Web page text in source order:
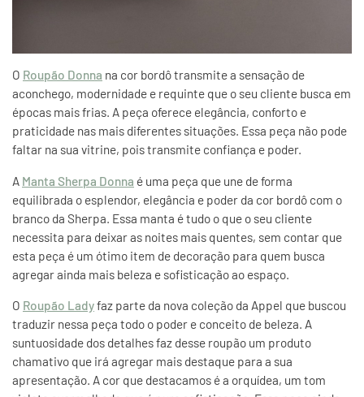
O Roupão Donna na cor bordô transmite a sensação de
aconchego, modernidade e requinte que o seu cliente busca em
épocas mais frias. A peça oferece elegância, conforto e
praticidade nas mais diferentes situações. Essa peça não pode
faltar na sua vitrine, pois transmite confiança e poder.
A Manta Sherpa Donna é uma peça que une de forma
equilibrada o esplendor, elegância e poder da cor bordô com o
branco da Sherpa. Essa manta é tudo o que o seu cliente
necessita para deixar as noites mais quentes, sem contar que
esta peça é um ótimo item de decoração para quem busca
agregar ainda mais beleza e sofisticação ao espaço.
O Roupão Ladyfaz parte da nova coleção da Appel que buscou
traduzir nessa peça todo o poder e conceito de beleza. A
suntuosidade dos detalhes faz desse roupão um produto
chamativo que irá agregar mais destaque para a sua
apresentação. A cor que destacamos é a orquídea, um tom